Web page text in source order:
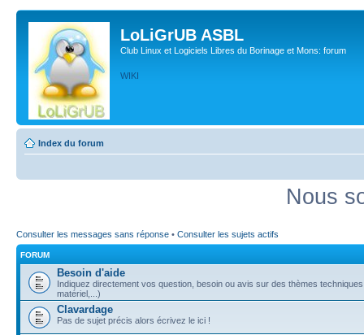
LoLiGrUB ASBL
Club Linux et Logiciels Libres du Borinage et Mons: forum
WIKI
Index du forum
Nous
Consulter les messages sans réponse • Consulter les sujets actifs
FORUM
Besoin d'aide
Indiquez directement vos question, besoin ou avis sur des thèmes
matériel,...)
Clavardage
Pas de sujet précis alors écrivez le ici !